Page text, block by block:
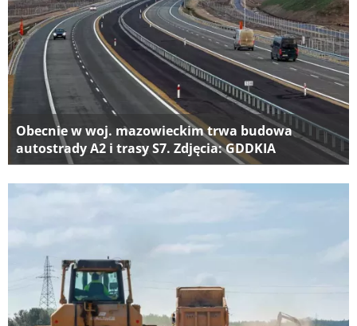
Obecnie w woj. mazowieckim trwa budowa
autostrady A2 i trasy S7. Zdjęcia: GDDKIA